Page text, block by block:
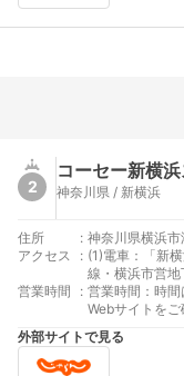
2
コーセー新横
神奈川県 / 新横浜
住所 : 神奈川県横浜
アクセス
: (1)電車：「新
線・横浜市営地下鉄（8番口）
北線新横浜出
北I.C.から約
ら約11km（平
営業時間 : 営業時間：時
Webサイトをご
外部サイトで見る